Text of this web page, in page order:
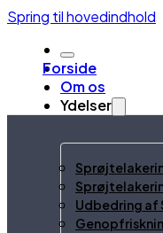
Spring til hovedindhold
Forside
Om os
Ydelser
Udbedring af